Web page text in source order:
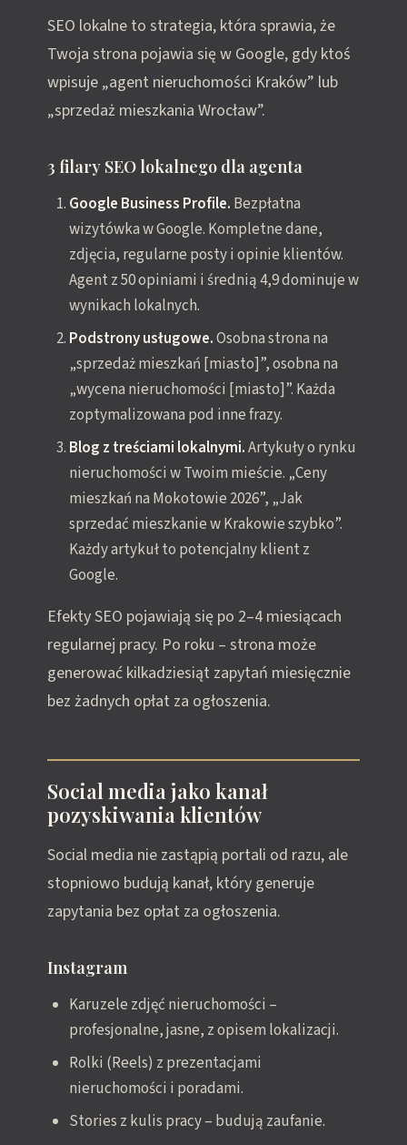
SEO lokalne to strategia, która sprawia, że
Twoja strona pojawia się w Google, gdy ktoś
wpisuje „agent nieruchomości Kraków” lub
„sprzedaż mieszkania Wrocław”.
3 filary SEO lokalnego dla agenta
Google Business Profile. Bezpłatna
wizytówka w Google. Kompletne dane,
zdjęcia, regularne posty i opinie klientów.
Agent z 50 opiniami i średnią 4,9 dominuje w
wynikach lokalnych.
Podstrony usługowe.Osobna strona na
„sprzedaż mieszkań [miasto]”, osobna na
„wycena nieruchomości [miasto]”. Każda
zoptymalizowana pod inne frazy.
Blog z treściami lokalnymi.Artykuły o rynku
nieruchomości w Twoim mieście. „Ceny
mieszkań na Mokotowie 2026”, „Jak
sprzedać mieszkanie w Krakowie szybko”.
Każdy artykuł to potencjalny klient z
Google.
Efekty SEO pojawiają się po 2–4 miesiącach
regularnej pracy. Po roku – strona może
generować kilkadziesiąt zapytań miesięcznie
bez żadnych opłat za ogłoszenia.
Social media jako kanał
pozyskiwania klientów
Social media nie zastąpią portali od razu, ale
stopniowo budują kanał, który generuje
zapytania bez opłat za ogłoszenia.
Instagram
Karuzele zdjęć nieruchomości –
profesjonalne, jasne, z opisem lokalizacji.
Rolki (Reels) z prezentacjami
nieruchomości i poradami.
Stories z kulis pracy – budują zaufanie.